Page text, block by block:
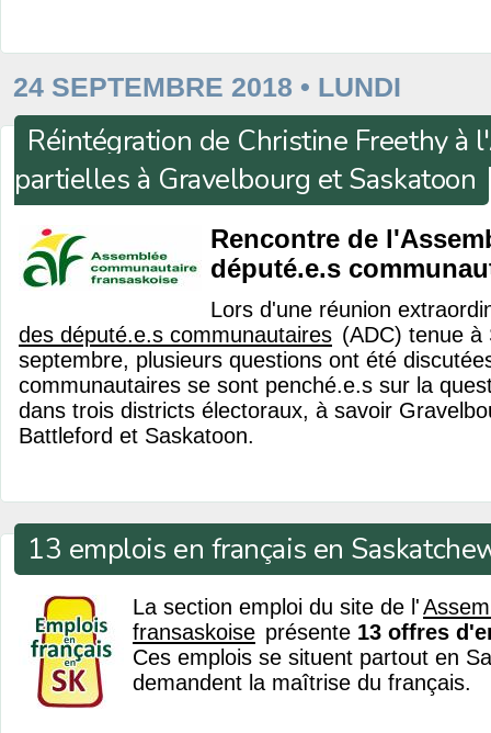
24 SEPTEMBRE 2018 • LUNDI
Réintégration de Christine Freethy à
partielles à Gravelbourg et Saskatoon
Rencontre de
député.e.s
Lors d'une réunion
des député.e.s communautaires (ADC) tenue à
septembre, plusieurs questions ont été
communautaires se sont penché.e.s sur la
dans trois districts électoraux, à savoir
Battleford et Saskatoon.
13 emplois en français en
La section emploi du site de l'
fransaskoise présente 13 offres
Ces emplois se situent partout en
demandent la maîtrise du français.